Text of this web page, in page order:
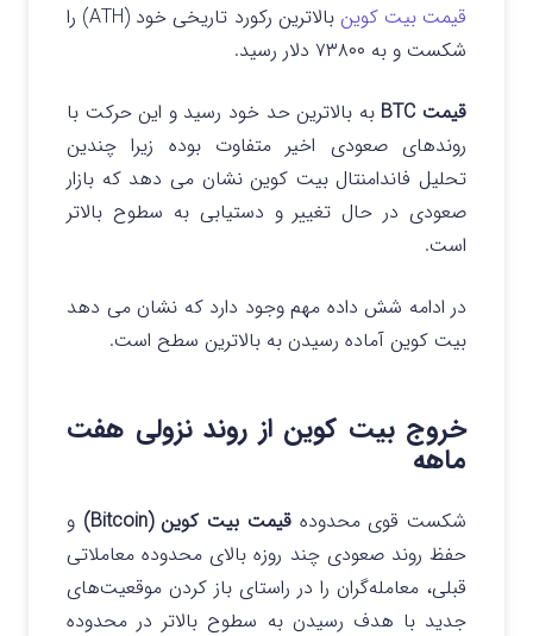
قیمت بیت کوین
بالاترین رکورد تاریخی خود (ATH) را
شکست و به ۷۳۸۰۰ دلار رسید.
قیمت BTC
به بالاترین حد خود رسید و این حرکت با
روندهای صعودی اخیر متفاوت بوده زیرا چندین
تحلیل فاندامنتال بیت کوین نشان می دهد که بازار
صعودی در حال تغییر و دستیابی به سطوح بالاتر
است.
در ادامه شش داده مهم وجود دارد که نشان می دهد
بیت کوین آماده رسیدن به بالاترین سطح است.
خروج بیت کوین از روند نزولی هفت
ماهه
شکست قوی محدودهقیمت بیت کوین (Bitcoin)
و
حفظ روند صعودی چند روزه بالای محدوده معاملاتی
قبلی، معامله‌گران را در راستای باز کردن موقعیت‌های
جدید با هدف رسیدن به سطوح بالاتر در محدوده